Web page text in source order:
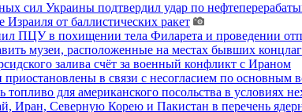
сил Украины подтвердил удар по
Израиля от баллистических ракет
ПЦУ в похищении тела Филарета и проведении
музеи, расположенные на местах бывших
залива счёт за военный конфликт с Ираном
в связи с несогласием по основным
топливо для американского посольства в условиях
Иран, Северную Корею и Пакистан в перечень